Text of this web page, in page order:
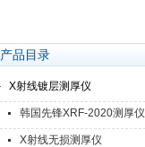
产品目录
X射线镀层测厚仪
韩国先锋XRF-2020测厚仪
X射线无损测厚仪